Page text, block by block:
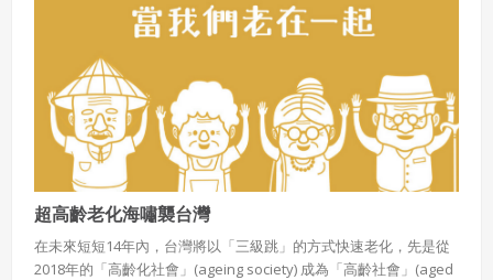
超高齡老化海嘯襲台灣
在未來短短14年內，台灣將以「三級跳」的方式快速老化，先是從
2018年的「高齡化社會」(ageing society) 成為「高齡社會」(aged
使用 Google 帳號登入
系統表示您同意會員合約：
一、定義條款
授權內容：係指吉寶系統有限公司（吉寶系統公司）所有或
經授權使用而置放於吉寶知識系統網站或系統內之著作物。
衍生著作：係指就授權內容改作之創作。
二、會員規範